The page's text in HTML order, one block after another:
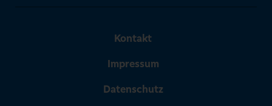
Kontakt
Impressum
Datenschutz